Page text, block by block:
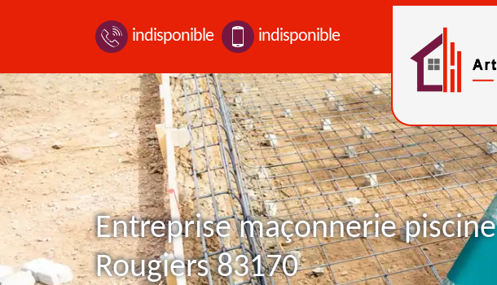
indisponible indisponible
Entreprise maçonnerie piscine
Rougiers 83170